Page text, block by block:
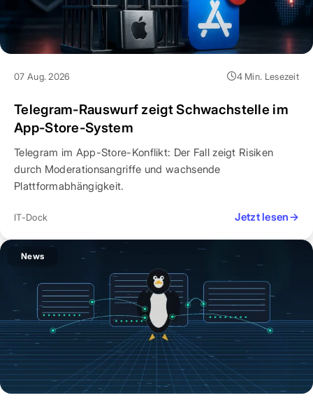
07 Aug. 2026 4 Min. Lesezeit
Telegram-Rauswurf zeigt Schwachstelle im
App-Store-System
Telegram im App-Store-Konflikt: Der Fall zeigt Risiken
durch Moderationsangriffe und wachsende
Plattformabhängigkeit.
IT-Dock Jetzt lesen→
News